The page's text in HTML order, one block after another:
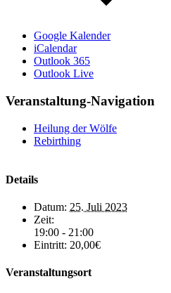
Google Kalender
iCalendar
Outlook 365
Outlook Live
Veranstaltung-Navigation
Heilung der Wölfe
Rebirthing
Details
Datum: 25. Juli 2023
Zeit:
19:00 - 21:00
Eintritt: 20,00€
Veranstaltungsort